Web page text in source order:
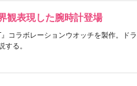
観表現した腕時計登場
コラボレーションウオッチを製作。ド
する。